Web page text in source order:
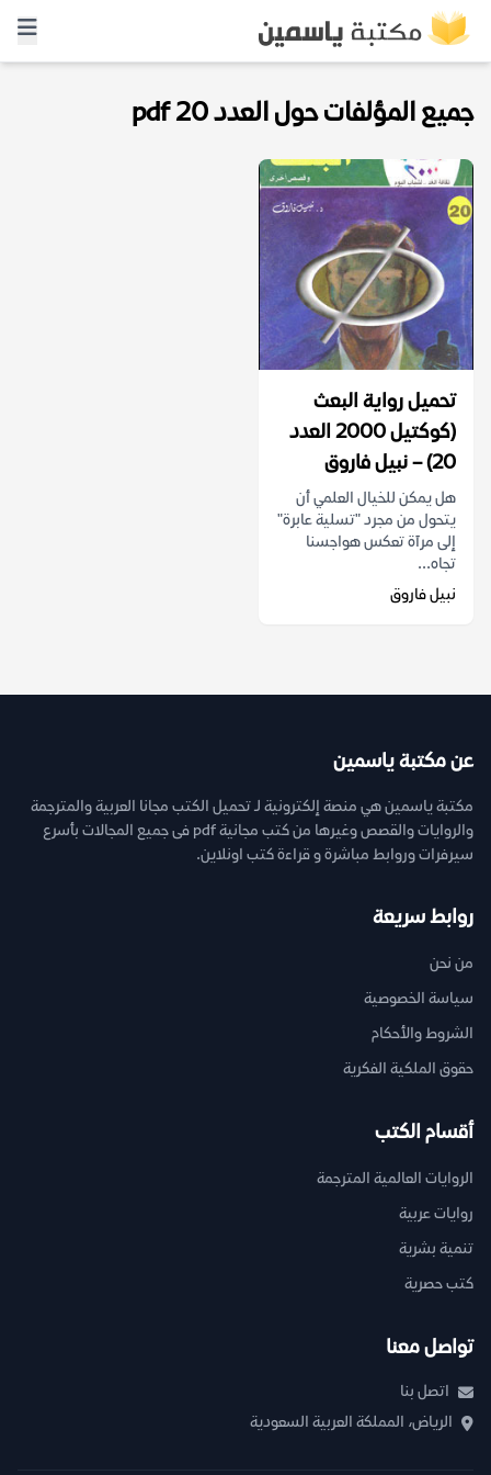
جميع المؤلفات حول العدد 20 pdf
تحميل رواية البعث
(كوكتيل 2000 العدد
20) – نبيل فاروق
هل يمكن للخيال العلمي أن
يتحول من مجرد "تسلية عابرة"
إلى مرآة تعكس هواجسنا
تجاه...
نبيل فاروق
عن مكتبة ياسمين
مكتبة ياسمين هي منصة إلكترونية لـ تحميل الكتب مجانا العربية والمترجمة
والروايات والقصص وغيرها من كتب مجانية pdf فى جميع المجالات بأسرع
سيرفرات وروابط مباشرة و قراءة كتب اونلاين.
روابط سريعة
من نحن
سياسة الخصوصية
الشروط والأحكام
حقوق الملكية الفكرية
أقسام الكتب
الروايات العالمية المترجمة
روايات عربية
تنمية بشرية
كتب حصرية
تواصل معنا
اتصل بنا
الرياض، المملكة العربية السعودية